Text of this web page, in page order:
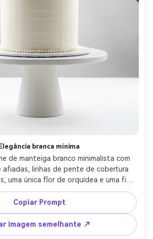
branca mínima
de manteiga branco minimalista com
afiadas, linhas de pente de cobertura
uma única flor de orquídea e uma fina
centrado em um suporte de cerâmica
de estúdio de alto nível com
tirado em Nikon Z8, lente de 70 mm,
reto, brancos ultra-realistas com
natural, estética de pastelaria de
Copiar Prompt
imagem semelhante ↗